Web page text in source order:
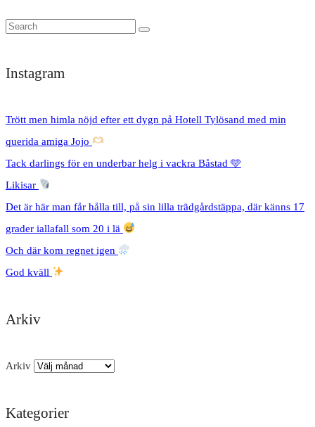
Instagram
Trött men himla nöjd efter ett dygn på Hotell Tylösand med min
querida amiga Jojo
Tack darlings för en underbar helg i vackra Båstad 🩵
Likisar
Det är här man får hålla till, på sin lilla trädgårdstäppa, där känns 17
grader iallafall som 20 i lä
Och där kom regnet igen
God kväll
Arkiv
Arkiv
Kategorier